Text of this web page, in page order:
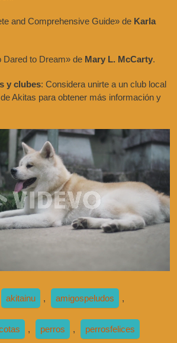
and Comprehensive Guide» de Karla
Dared to Dream» de Mary L. McCarty.
y clubes: Considera unirte a un club local
Akitas para obtener más información y
akitainu , amigospeludos ,
, perros , perrosfelices